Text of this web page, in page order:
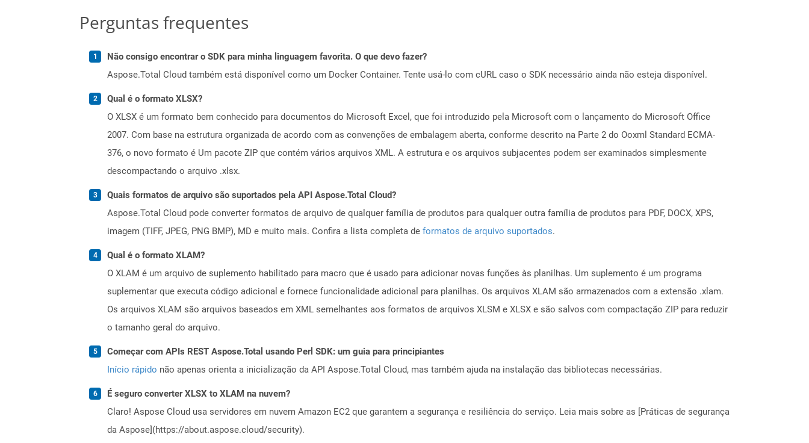
Perguntas frequentes
Não consigo encontrar o SDK para minha linguagem favorita. O que devo fazer?
Aspose.Total Cloud também está disponível como um Docker Container. Tente usá-lo com cURL caso o SDK necessário ainda não esteja disponível.
Qual é o formato XLSX?
O XLSX é um formato bem conhecido para documentos do Microsoft Excel, que foi introduzido pela Microsoft com o lançamento do Microsoft Office
2007. Com base na estrutura organizada de acordo com as convenções de embalagem aberta, conforme descrito na Parte 2 do Ooxml Standard ECMA-
376, o novo formato é Um pacote ZIP que contém vários arquivos XML. A estrutura e os arquivos subjacentes podem ser examinados simplesmente
descompactando o arquivo .xlsx.
Quais formatos de arquivo são suportados pela API Aspose.Total Cloud?
Aspose.Total Cloud pode converter formatos de arquivo de qualquer família de produtos para qualquer outra família de produtos para PDF, DOCX, XPS,
imagem (TIFF, JPEG, PNG BMP), MD e muito mais. Confira a lista completa de formatos de arquivo suportados.
Qual é o formato XLAM?
O XLAM é um arquivo de suplemento habilitado para macro que é usado para adicionar novas funções às planilhas. Um suplemento é um programa
suplementar que executa código adicional e fornece funcionalidade adicional para planilhas. Os arquivos XLAM são armazenados com a extensão .xlam.
Os arquivos XLAM são arquivos baseados em XML semelhantes aos formatos de arquivos XLSM e XLSX e são salvos com compactação ZIP para reduzir
o tamanho geral do arquivo.
Começar com APIs REST Aspose.Total usando Perl SDK: um guia para principiantes
Início rápido não apenas orienta a inicialização da API Aspose.Total Cloud, mas também ajuda na instalação das bibliotecas necessárias.
É seguro converter XLSX to XLAM na nuvem?
Claro! Aspose Cloud usa servidores em nuvem Amazon EC2 que garantem a segurança e resiliência do serviço. Leia mais sobre as [Práticas de segurança
da Aspose](https://about.aspose.cloud/security).